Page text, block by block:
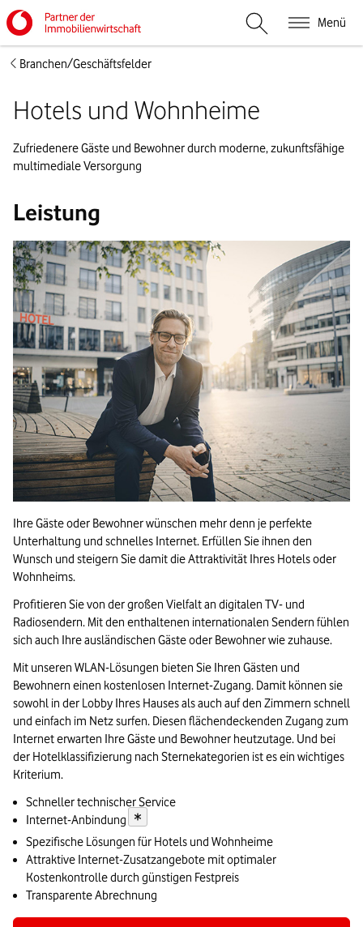
Menü
Suche öffnen
Branchen/Geschäftsfelder
Hotels und Wohnheime
Zufriedenere Gäste und Bewohner durch moderne, zukunftsfähige
multimediale Versorgung
Leistung
Ihre Gäste oder Bewohner wünschen mehr denn je perfekte
Unterhaltung und schnelles Internet. Erfüllen Sie ihnen den
Wunsch und steigern Sie damit die Attraktivität Ihres Hotels oder
Wohnheims.
Profitieren Sie von der großen Vielfalt an digitalen TV- und
Radiosendern. Mit den enthaltenen internationalen Sendern fühlen
sich auch Ihre ausländischen Gäste oder Bewohner wie zuhause.
Mit unseren WLAN-Lösungen bieten Sie Ihren Gästen und
Bewohnern einen kostenlosen Internet-Zugang. Damit können sie
sowohl in der Lobby Ihres Hauses als auch auf den Zimmern schnell
und einfach im Netz surfen. Diesen flächendeckenden Zugang zum
Internet erwarten Ihre Gäste und Bewohner heutzutage. Und bei
der Hotelklassifizierung nach Sternekategorien ist es ein wichtiges
Kriterium.
Schneller technischer Service
Internet-Anbindung *
Spezifische Lösungen für Hotels und Wohnheime
Attraktive Internet-Zusatzangebote mit optimaler
Kostenkontrolle durch günstigen Festpreis
Transparente Abrechnung